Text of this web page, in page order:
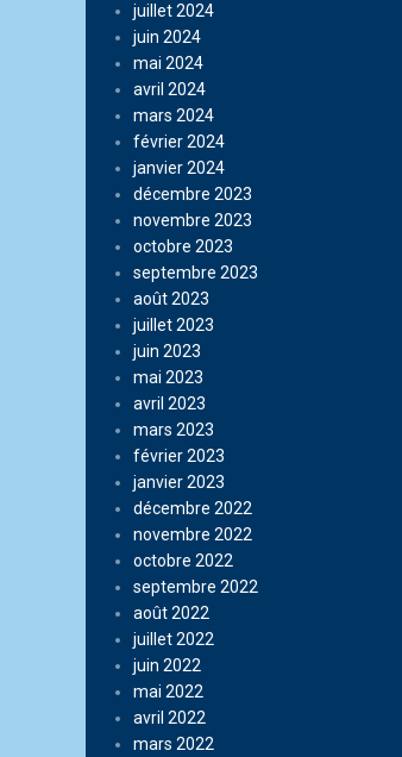
juillet 2024
juin 2024
mai 2024
avril 2024
mars 2024
février 2024
janvier 2024
décembre 2023
novembre 2023
octobre 2023
septembre 2023
août 2023
juillet 2023
juin 2023
mai 2023
avril 2023
mars 2023
février 2023
janvier 2023
décembre 2022
novembre 2022
octobre 2022
septembre 2022
août 2022
juillet 2022
juin 2022
mai 2022
avril 2022
mars 2022